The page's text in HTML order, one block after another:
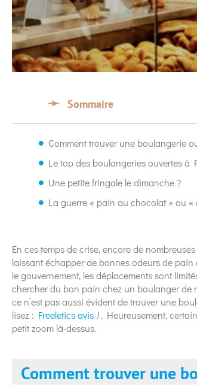
Sommaire
Comment trouver une boulangerie
Le top des boulangeries ouvertes à
Une petite fringale le dimanche ?
La guerre « pain au chocolat » ou «
En ces temps de crise, encore de
laissant échapper de bonnes odeurs de pain
le gouvernement, les déplacements sont
chercher du bon pain chez un boulanger de
ce n’est pas aussi évident de trouver une
lisez : Freeletics avis ). Heureusement,
petit zoom là-dessus.
Comment trouver une